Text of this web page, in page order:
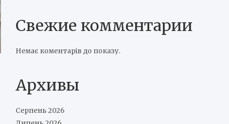
Свежие комментарии
Немає коментарів до показу.
Архивы
Серпень 2026